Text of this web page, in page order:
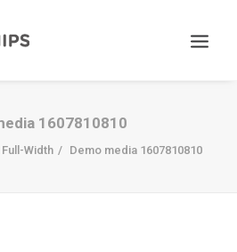
サービス
ニュース
1607810810
Width Demo media 1607810810